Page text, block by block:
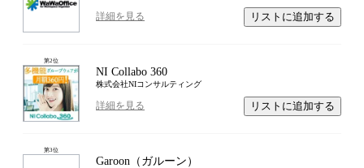
詳細を見る リストに追加する
第2位
NI Collabo 360
株式会社NIコンサルティング
詳細を見る リストに追加する
第3位
Garoon（ガルーン）